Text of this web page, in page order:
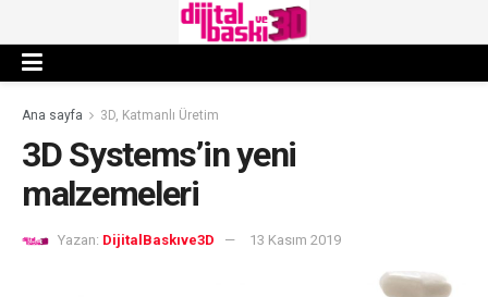
Ana sayfa 3D, Katmanlı Üretim
3D Systems’in yeni
malzemeleri
Yazan: DijitalBaskıve3D 13 Kasım 2019